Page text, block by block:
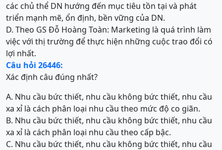
các chủ thể DN hướng đến mục tiêu tồn tại và phát
triển mạnh mẽ, ổn định, bền vững của DN.
D. Theo GS Đỗ Hoàng Toàn: Marketing là quá trình làm
việc với thị trường để thực hiện những cuộc trao đổi có
lợi nhất.
Câu hỏi 26446:
Xác định câu đúng nhất?
A. Nhu cầu bức thiết, nhu cầu không bức thiết, nhu cầu
xa xỉ là cách phân loại nhu cầu theo mức độ co giãn.
B. Nhu cầu bức thiết, nhu cầu không bức thiết, nhu cầu
xa xỉ là cách phân loại nhu cầu theo cấp bậc.
C. Nhu cầu bức thiết, nhu cầu không bức thiết, nhu cầu